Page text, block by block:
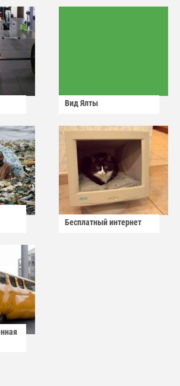
Вид Ялты
Бесплатный интернет